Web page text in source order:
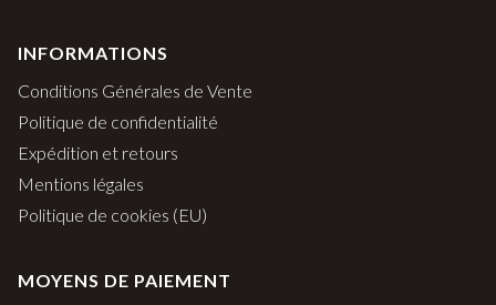
INFORMATIONS
Conditions Générales de Vente
Politique de confidentialité
Expédition et retours
Mentions légales
Politique de cookies (EU)
MOYENS DE PAIEMENT